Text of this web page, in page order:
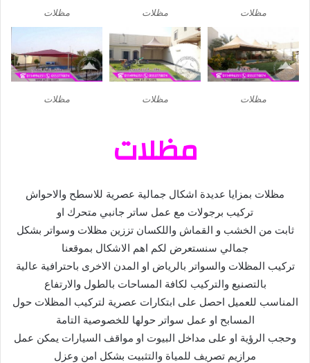
مظلات مظلات مظلات
مظلات مظلات مظلات
مظلات
مظلات بمزايا عديدة اشكال جمالية عصرية للاسطح والاحواش
تركيب برجولات مع عمل ساتر جانبي متحرك او
ثابت من الخشب و القماش واللكسان تززين مظلات وسواتر بشكل
جمالي سنستعرض لكم اهم الاشكال بموقعنا
تركيب المظلات والسواتر بالرياض او المدن الاخرى باحترافية عالية
بالتصنيع والتركيب لكافة المساحات بالطول والارتفاع
المناسب للعميل احصل على ابتكارات عصرية لتركيب المظلات حول
المسابح او عمل سواتر حولها للخصوصية التامة
وحجب الرؤية او على مداخل البيوت او مواقف السيارات يمكن عمل
مرازيم تصريف للمياة والتثبيت بشكل امن وعزل